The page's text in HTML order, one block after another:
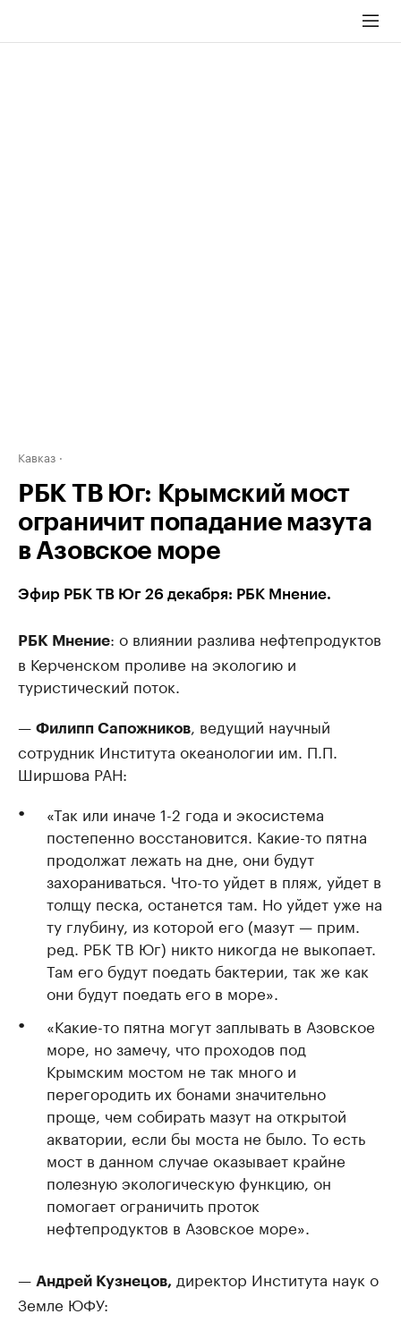
Кавказ
РБК ТВ Юг: Крымский мост
ограничит попадание мазута
в Азовское море
Эфир РБК ТВ Юг 26 декабря: РБК Мнение.
РБК Мнение: о влиянии разлива нефтепродуктов
в Керченском проливе на экологию и
туристический поток.
— Филипп Сапожников
, ведущий научный
сотрудник Института океанологии им. П.П.
Ширшова РАН:
«Так или иначе 1-2 года и экосистема
постепенно восстановится. Какие-то пятна
продолжат лежать на дне, они будут
захораниваться. Что-то уйдет в пляж, уйдет в
толщу песка, останется там. Но уйдет уже на
ту глубину, из которой его (мазут — прим.
ред. РБК ТВ Юг) никто никогда не выкопает.
Там его будут поедать бактерии, так же как
они будут поедать его в море».
«Какие-то пятна могут заплывать в Азовское
море, но замечу, что проходов под
Крымским мостом не так много и
перегородить их бонами значительно
проще, чем собирать мазут на открытой
акватории, если бы моста не было. То есть
мост в данном случае оказывает крайне
полезную экологическую функцию, он
помогает ограничить проток
нефтепродуктов в Азовское море».
— Андрей Кузнецов, директор Института наук о
Земле ЮФУ: